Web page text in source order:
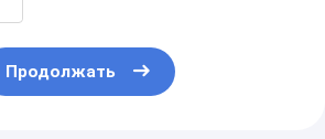
Продолжать